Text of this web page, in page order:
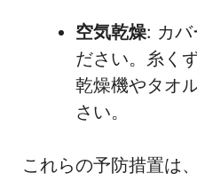
空気乾燥: カバ
ださい。糸く
乾燥機やタオ
さい。
これらの予防措置は